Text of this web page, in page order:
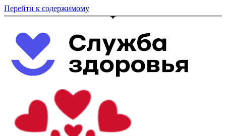
Перейти к содержимому